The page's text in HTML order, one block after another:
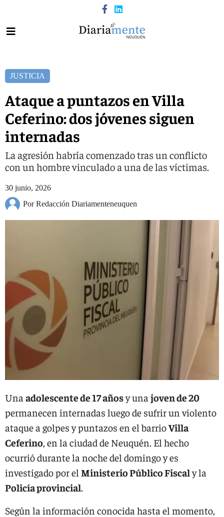
JUSTICIA
Ataque a puntazos en Villa
Ceferino: dos jóvenes siguen
internadas
La agresión habría comenzado tras un conflicto
con un hombre vinculado a una de las víctimas.
30 junio, 2026
Por Redacción Diariamenteneuquen
Una adolescente de 17 añosy una joven de 20
permanecen internadas luego de sufrir un violento
ataque a golpes y puntazos en el barrioVilla
Ceferino, en la ciudad de Neuquén. El hecho
ocurrió durante la noche del domingo y es
investigado por el Ministerio Público Fiscaly la
Policía provincial.
Según la información conocida hasta el momento,